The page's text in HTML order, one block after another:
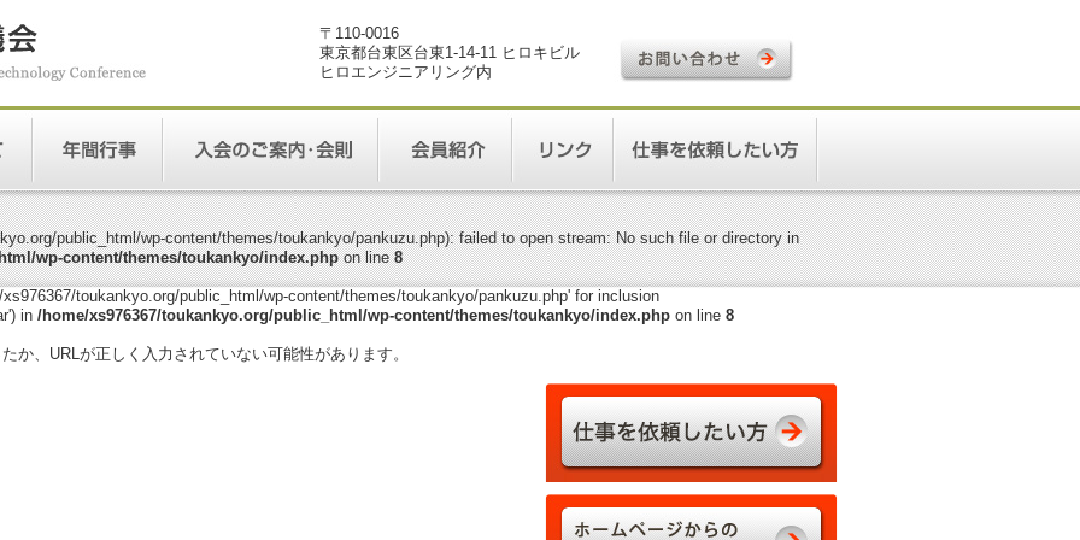
〒110-0016
東京都台東区台東1-14-11 ヒロキビル
ヒロエンジニアリング内
public_html/wp-content/themes/toukankyo/pankuzu.php): failed to open stream: No such file or directory in
wp-content/themes/toukankyo/index.phpon line8
toukankyo.org/public_html/wp-content/themes/toukankyo/pankuzu.php' for inclusion
in /home/xs976367/toukankyo.org/public_html/wp-content/themes/toukankyo/index.phpon line 8
か、URLが正しく入力されていない可能性があります。